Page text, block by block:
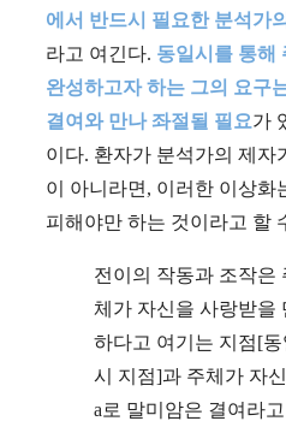
에서 반드시 필요한 분석가
라고 여긴다. 동일시를 통해
완성하고자 하는 그의 요구
결여와 만나 좌절될 필요가
이다. 환자가 분석가의 제자
이 아니라면, 이러한 이상화
피해야만 하는 것이라고 할
전이의 작동과 조작은
체가 자신을 사랑받을
하다고 여기는 지점[동
시 지점]과 주체가 자
a로 말미암은 결여라고